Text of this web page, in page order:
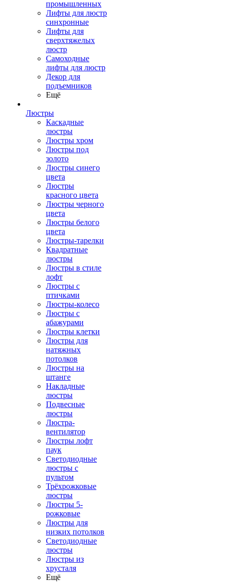
промышленных
Лифты для люстр
синхронные
Лифты для
сверхтяжелых
люстр
Самоходные
лифты для люстр
Декор для
подъемников
Ещё
Люстры
Каскадные
люстры
Люстры хром
Люстры под
золото
Люстры синего
цвета
Люстры
красного цвета
Люстры черного
цвета
Люстры белого
цвета
Люстры-тарелки
Квадратные
люстры
Люстры в стиле
лофт
Люстры с
птичками
Люстры-колесо
Люстры с
абажурами
Люстры клетки
Люстры для
натяжных
потолков
Люстры на
штанге
Накладные
люстры
Подвесные
люстры
Люстра-
вентилятор
Люстры лофт
паук
Светодиодные
люстры с
пультом
Трёхрожковые
люстры
Люстры 5-
рожковые
Люстры для
низких потолков
Cветодиодные
люстры
Люстры из
хрусталя
Ещё